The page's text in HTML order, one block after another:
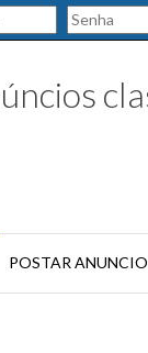
POSTAR ANUNCIO